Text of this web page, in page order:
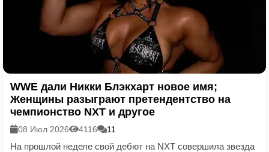
WWE дали Никки Блэкхарт новое имя;
Женщины разыграют претендентство на
чемпионство NXT и другое
08 Июл 2026 4116 11
На прошлой неделе свой дебют на NXT совершила звезда